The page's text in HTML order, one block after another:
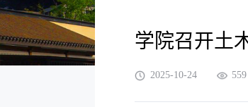
学院召开土
2025-10-24 559